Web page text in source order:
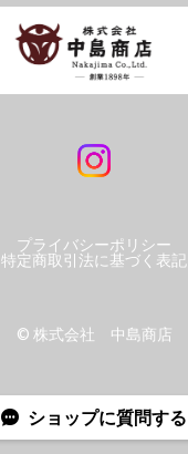
プライバシーポリシー
特定商取引法に基づく表記
©︎ 株式会社 中島商店
ショップに質問する